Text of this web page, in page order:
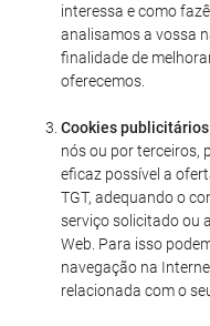
interessa e como
analisamos a vossa
finalidade de
oferecemos.
Cookies
nós ou por terceiros,
eficaz possível a
TGT, adequando o
serviço solicitado ou
Web. Para isso
navegação na
relacionada com o